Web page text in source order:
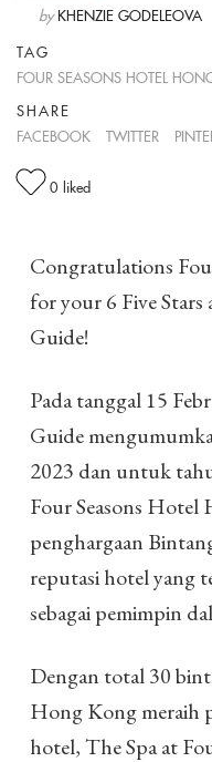
by KHENZIE GODELEOVA
TAG
FOUR SEASONS HOTEL
SHARE
FACEBOOK
TWITTER
0 liked
Congratulations
for your 6 Five Stars
Guide!
Pada tanggal 15
Guide
2023 dan untuk
Four Seasons
penghargaan
reputasi hotel yang
sebagai pemimpin
Dengan total 30
Hong Kong meraih
hotel, The Spa at